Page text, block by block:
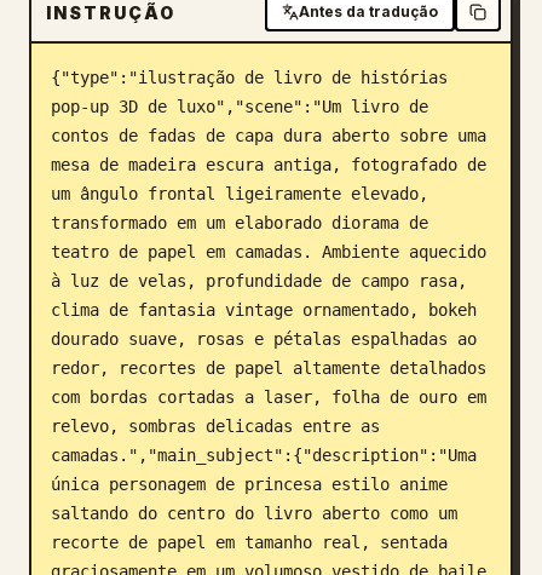
Blogue
Atualizações
INSTRUÇÃO Antes da tradução
{"type":"ilustração de livro de histórias
pop-up 3D de luxo","scene":"Um livro de
contos de fadas de capa dura aberto sobre uma
mesa de madeira escura antiga, fotografado de
um ângulo frontal ligeiramente elevado,
transformado em um elaborado diorama de
teatro de papel em camadas. Ambiente aquecido
à luz de velas, profundidade de campo rasa,
clima de fantasia vintage ornamentado, bokeh
dourado suave, rosas e pétalas espalhadas ao
redor, recortes de papel altamente detalhados
com bordas cortadas a laser, folha de ouro em
relevo, sombras delicadas entre as
camadas.","main_subject":{"description":"Uma
única personagem de princesa estilo anime
saltando do centro do livro aberto como um
recorte de papel em tamanho real, sentada